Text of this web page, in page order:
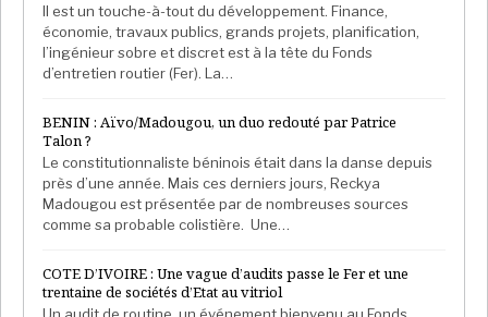
homme dont la générosité est bien connue.
L’organisation en 2018 d’une vague d’opération
d’hernie en faveur de 100 personnes en est une
La loyauté en cerises
S’il a deux obsessions, c’est le travail et la loyauté. « Il
est souvent le dernier à quitter son bureau » sourit un
acteur cardinal de l’ambitieux Plan national de
développement (Pnd) 2016-2020 d’une cagnotte de
Il est un touche-à-tout du développement. Finance,
économie, travaux publics, grands projets, planification,
l’ingénieur sobre et discret est à la tête du Fonds
d’entretien routier (Fer). La…
BENIN : Aïvo/Madougou, un duo redouté par Patrice
Talon ?
Le constitutionnaliste béninois était dans la danse depuis
près d’une année. Mais ces derniers jours, Reckya
Madougou est présentée par de nombreuses sources
comme sa probable colistière. Une…
COTE D’IVOIRE : Une vague d’audits passe le Fer et une
trentaine de sociétés d’Etat au vitriol
Un audit de routine, un événement bienvenu au Fonds